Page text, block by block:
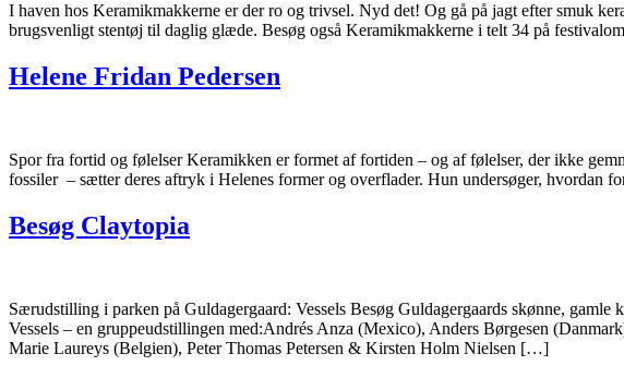
I haven hos Keramikmakkerne er der ro og trivsel. Nyd det! Og gå på jagt efter smuk
brugsvenligt stentøj til daglig glæde. Besøg også Keramikmakkerne i telt 34 på
Helene Fridan Pedersen
Spor fra fortid og følelser Keramikken er formet af fortiden – og af følelser, der ikke
fossiler – sætter deres aftryk i Helenes former og overflader. Hun undersøger, hvordan
Besøg Claytopia
Særudstilling i parken på Guldagergaard: Vessels Besøg Guldagergaards skønne,
Vessels – en gruppeudstillingen med:Andrés Anza (Mexico), Anders Børgesen
Marie Laureys (Belgien), Peter Thomas Petersen & Kirsten Holm Nielsen […]